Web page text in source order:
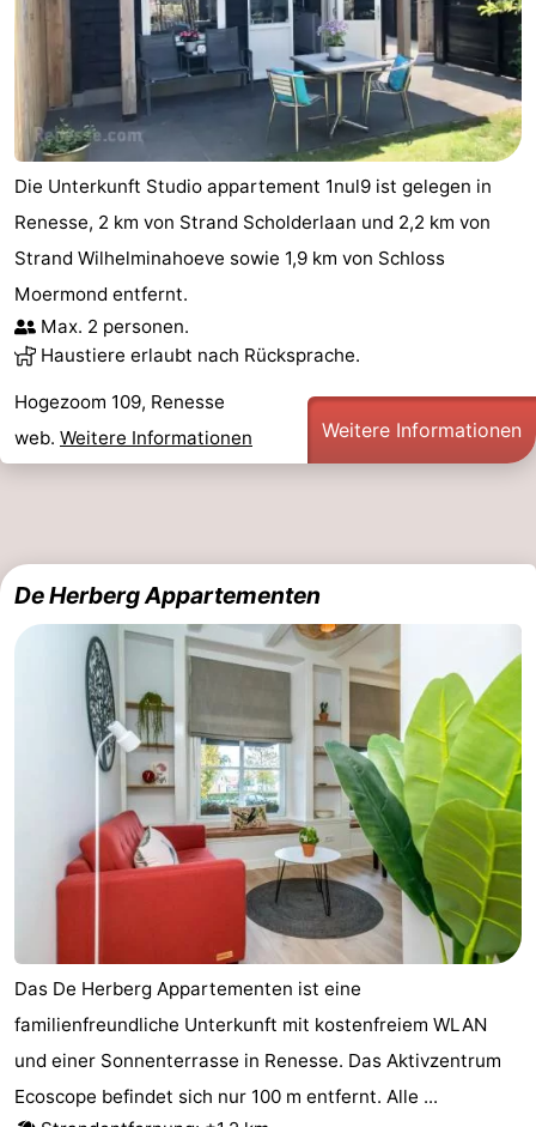
Die Unterkunft Studio appartement 1nul9 ist gelegen in
Renesse, 2 km von Strand Scholderlaan und 2,2 km von
Strand Wilhelminahoeve sowie 1,9 km von Schloss
Moermond entfernt.
Max. 2 personen.
Haustiere erlaubt nach Rücksprache.
Hogezoom 109, Renesse
web. Weitere Informationen Weitere Informationen
De Herberg Appartementen
Das De Herberg Appartementen ist eine
familienfreundliche Unterkunft mit kostenfreiem WLAN
und einer Sonnenterrasse in Renesse. Das Aktivzentrum
Ecoscope befindet sich nur 100 m entfernt. Alle ...